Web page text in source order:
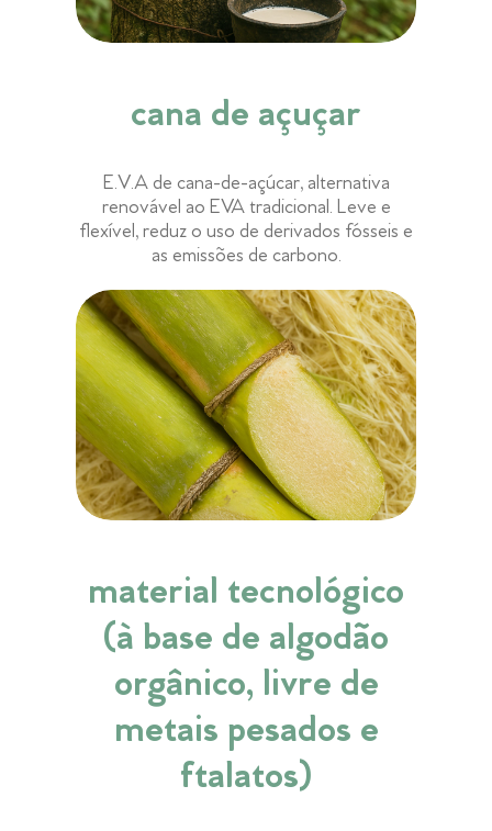
cana de açuçar
E.V.A de cana-de-açúcar, alternativa
renovável ao EVA tradicional. Leve e
flexível, reduz o uso de derivados fósseis e
as emissões de carbono.
material tecnológico
(à base de algodão
orgânico, livre de
metais pesados e
ftalatos)